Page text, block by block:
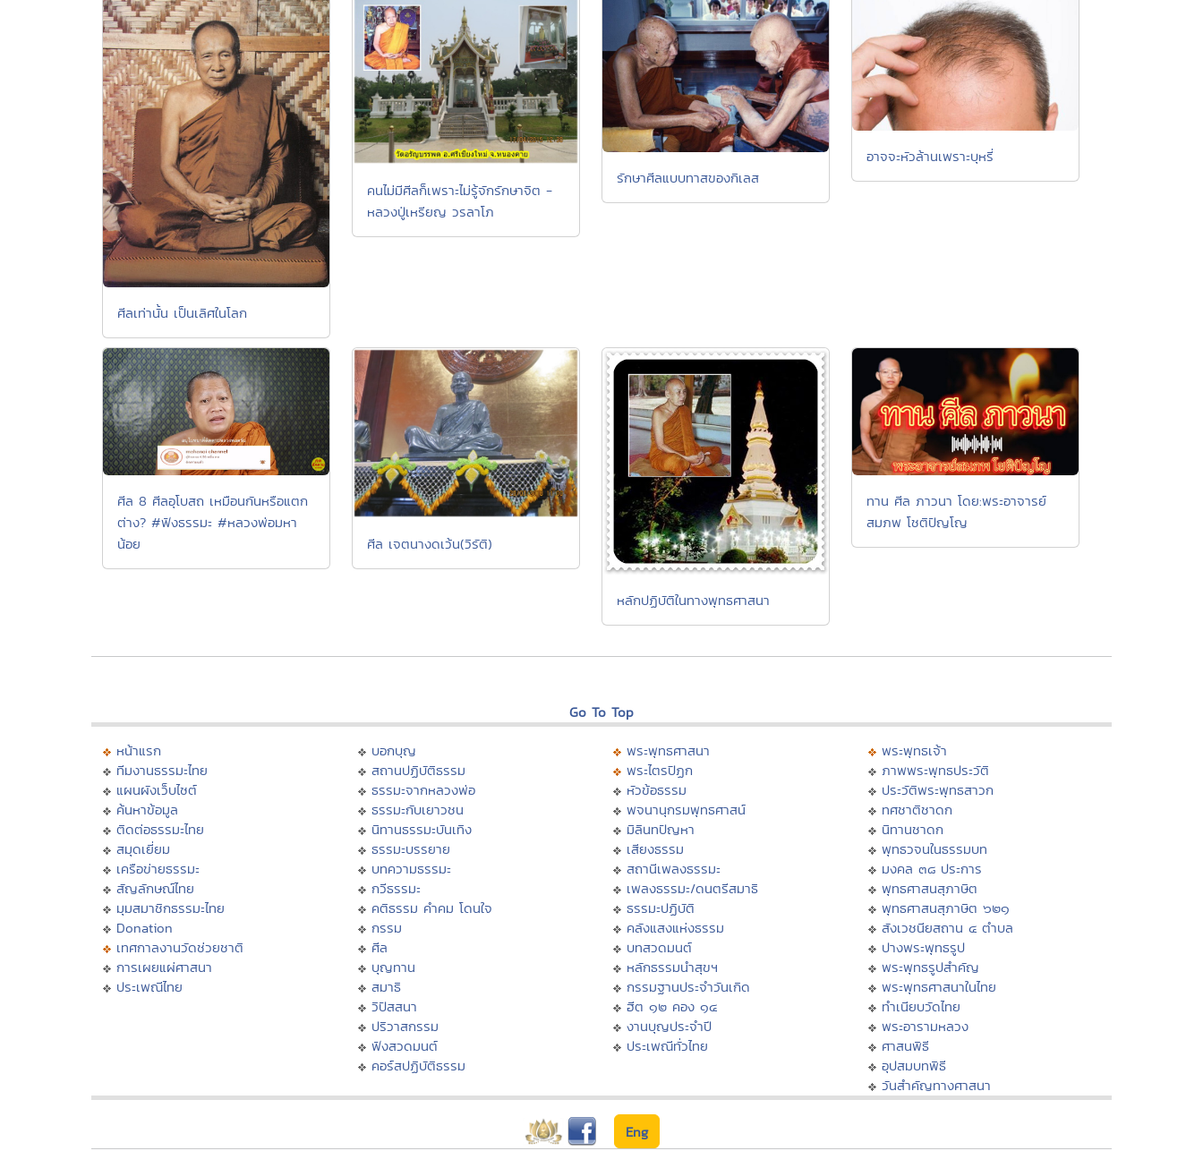
ศีลเท่านั้น เป็นเลิศในโลก
คนไม่มีศีลก็เพราะไม่รู้จักรักษาจิต -
หลวงปู่เหรียญ วรลาโภ
รักษาศีลแบบทาสของกิเลส
อาจจะหัวล้านเพราะบุหรี่
ศีล 8 ศีลอุโบสถ เหมือนกันหรือแตก
ต่าง? #ฟังธรรมะ #หลวงพ่อมหา
น้อย
ศีล เจตนางดเว้น(วิรัติ)
หลักปฏิบัติในทางพุทธศาสนา
ทาน ศีล ภาวนา โดย:พระอาจารย์
สมภพ โชติปัญโญ
Go To Top
หน้าแรก
ทีมงานธรรมะไทย
แผนผังเว็บไซต์
ค้นหาข้อมูล
ติดต่อธรรมะไทย
สมุดเยี่ยม
เครือข่ายธรรมะ
สัญลักษณ์ไทย
มุมสมาชิกธรรมะไทย
Donation
เทศกาลงานวัดช่วยชาติ
การเผยแผ่ศาสนา
ประเพณีไทย
บอกบุญ
สถานปฏิบัติธรรม
ธรรมะจากหลวงพ่อ
ธรรมะกับเยาวชน
นิทานธรรมะบันเทิง
ธรรมะบรรยาย
บทความธรรมะ
กวีธรรมะ
คติธรรม คำคม โดนใจ
กรรม
ศีล
บุญทาน
สมาธิ
วิปัสสนา
ปริวาสกรรม
ฟังสวดมนต์
คอร์สปฏิบัติธรรม
พระพุทธศาสนา
พระไตรปิฏก
หัวข้อธรรม
พจนานุกรมพุทธศาสน์
มิลินทปัญหา
เสียงธรรม
สถานีเพลงธรรมะ
เพลงธรรมะ/ดนตรีสมาธิ
ธรรมะปฏิบัติ
คลังแสงแห่งธรรม
บทสวดมนต์
หลักธรรมนำสุขฯ
กรรมฐานประจำวันเกิด
ฮีต ๑๒ คอง ๑๔
งานบุญประจำปี
ประเพณีทั่วไทย
พระพุทธเจ้า
ภาพพระพุทธประวัติ
ประวัติพระพุทธสาวก
ทศชาติชาดก
นิทานชาดก
พุทธวจนในธรรมบท
มงคล ๓๘ ประการ
พุทธศาสนสุภาษิต
พุทธศาสนสุภาษิต ๖๒๑
สังเวชนียสถาน ๔ ตำบล
ปางพระพุทธรูป
พระพุทธรูปสำคัญ
พระพุทธศาสนาในไทย
ทำเนียบวัดไทย
พระอารามหลวง
ศาสนพิธี
อุปสมบทพิธี
วันสำคัญทางศาสนา
Eng